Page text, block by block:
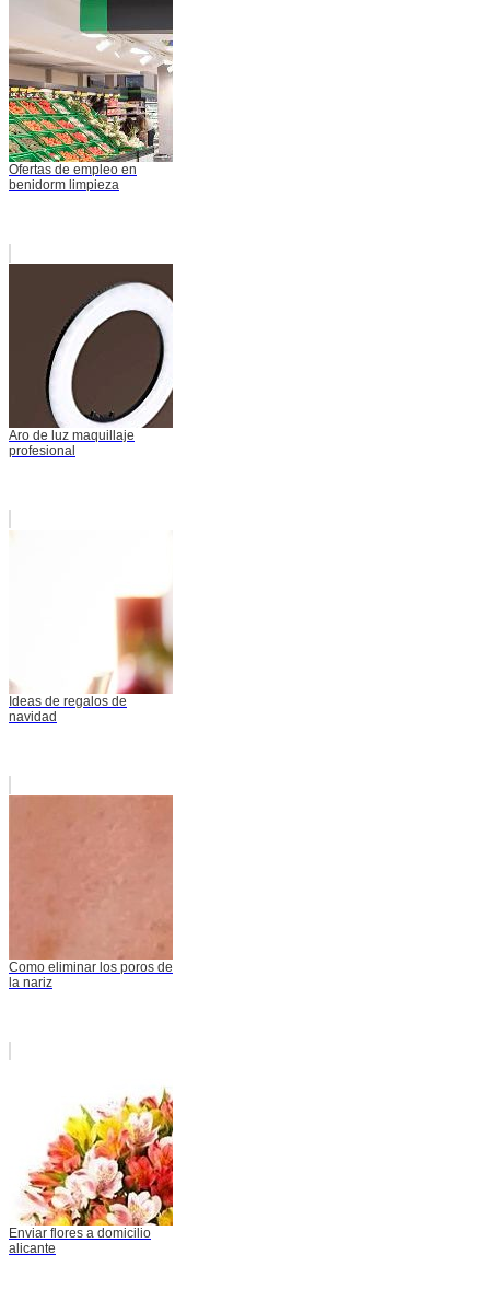
Ofertas de empleo en
benidorm limpieza
Aro de luz maquillaje
profesional
Ideas de regalos de
navidad
Como eliminar los poros de
la nariz
Enviar flores a domicilio
alicante